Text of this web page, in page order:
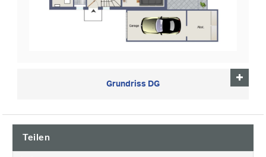
Grundriss DG
Teilen